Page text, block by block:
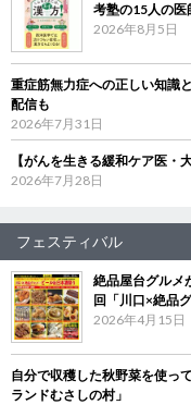
考塾の15人の医
2026年8月5日
重症筋無力症への正しい知識
配信も
2026年7月31日
【がんを生きる緩和ケア医・
2026年7月28日
フェスティバル
絶品屋台グルメ
回「川口×絶品
2026年4月15日
自分で収穫した秋野菜を使っ
ランドむさしの村」